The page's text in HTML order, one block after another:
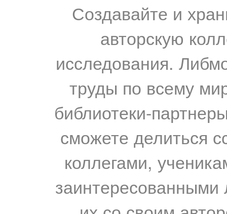
Создавайте и
авторскую
исследования.
труды по всему
библиотеки-
сможете делиться
коллегами,